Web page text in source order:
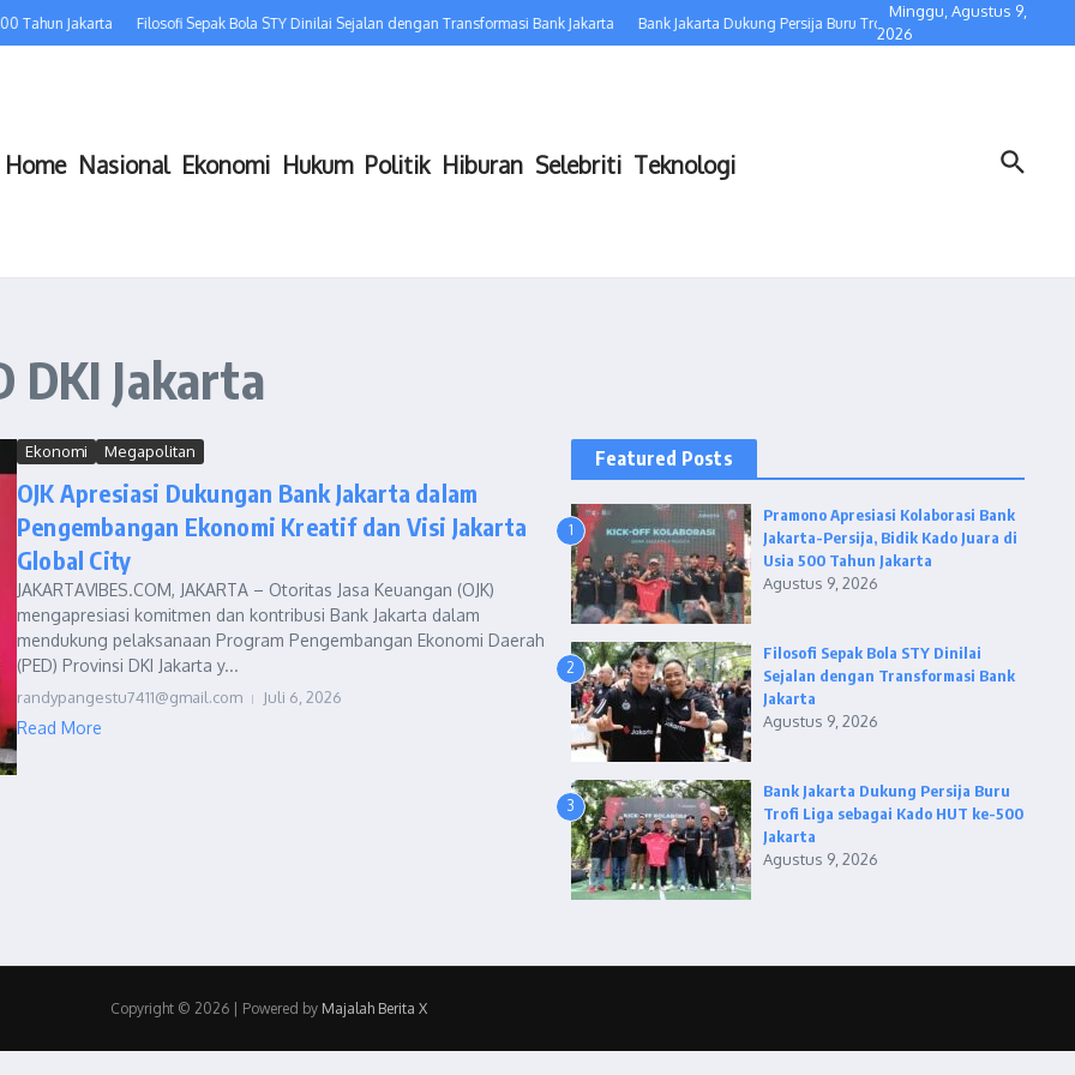
Tahun Jakarta Filosofi Sepak Bola STY Dinilai Sejalan dengan Transformasi Bank Jakarta Bank Jakarta Dukung Persija Buru Trofi Liga sebagai Kado HUT ke-
Minggu, Agustus 9,
2026
Home Nasional Ekonomi Hukum Politik Hiburan Selebriti Teknologi
DKI Jakarta
Ekonomi Megapolitan
OJK Apresiasi Dukungan Bank Jakarta dalam
Pengembangan Ekonomi Kreatif dan Visi Jakarta
Global City
JAKARTAVIBES.COM, JAKARTA – Otoritas Jasa Keuangan (OJK)
mengapresiasi komitmen dan kontribusi Bank Jakarta dalam
mendukung pelaksanaan Program Pengembangan Ekonomi Daerah
(PED) Provinsi DKI Jakarta y...
randypangestu7411@gmail.com Juli 6, 2026
Read More
Featured Posts
1
Pramono Apresiasi Kolaborasi Bank
Jakarta-Persija, Bidik Kado Juara di
Usia 500 Tahun Jakarta
Agustus 9, 2026
2
Filosofi Sepak Bola STY Dinilai
Sejalan dengan Transformasi Bank
Jakarta
Agustus 9, 2026
3
Bank Jakarta Dukung Persija Buru
Trofi Liga sebagai Kado HUT ke-500
Jakarta
Agustus 9, 2026
Copyright © 2026 | Powered by Majalah Berita X